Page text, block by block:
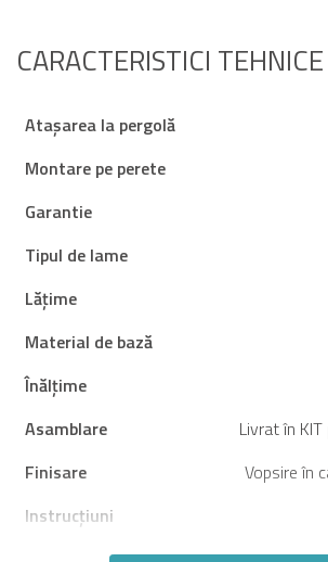
parte până la 3 m
CARACTERISTICI TEHNICE
Atașarea la pergolă
Montare pe perete
Garantie
Tipul de lame
Lățime
Material de bază
Înălțime
Asamblare
Livrat în
Finisare
Vopsire în
Instrucțiuni